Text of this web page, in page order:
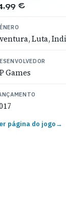
€
Luta,
Games
página do jogo→